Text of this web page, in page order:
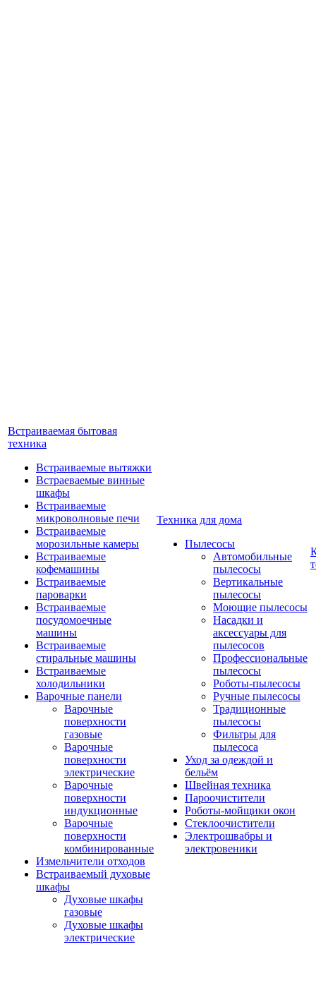
Встраиваемая бытовая
техника
Встраиваемые вытяжки
Встраеваемые винные
шкафы
Встраиваемые
микроволновые печи
Встраиваемые
морозильные камеры
Встраиваемые
кофемашины
Встраиваемые
пароварки
Встраиваемые
посудомоечные
машины
Встраиваемые
стиральные машины
Встраиваемые
холодильники
Варочные панели
Варочные
поверхности
газовые
Варочные
поверхности
электрические
Варочные
поверхности
индукционные
Варочные
поверхности
комбинированные
Измельчители отходов
Встраиваемый духовые
шкафы
Духовые шкафы
газовые
Духовые шкафы
электрические
Техника для дома
Пылесосы
Автомобильные
пылесосы
Вертикальные
пылесосы
Моющие пылесосы
Насадки и
аксессуары для
пылесосов
Профессиональные
пылесосы
Роботы-пылесосы
Ручные пылесосы
Традиционные
пылесосы
Фильтры для
пылесоса
Уход за одеждой и
бельём
Швейная техника
Пароочистители
Роботы-мойщики окон
Стеклоочистители
Электрошвабры и
электровеники